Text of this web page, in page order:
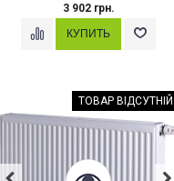
3 902 грн.
ТОВАР ВІДСУТНІЙ